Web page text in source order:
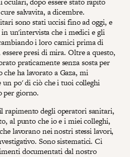
salvavita, a dicembre.
sono stati uccisi fino ad oggi, e
un'intervista che i medici e gli
i loro camici prima di
presi di mira. Oltre a questo,
praticamente senza sosta per
ha lavorato a Gaza, mi
un po' di ciò che i tuoi colleghi
per giorno.
rapimento degli operatori sanitari,
al punto che io e i miei colleghi,
lavorano nei nostri stessi lavori,
Sono sistematici. Ci
documentati dal nostro